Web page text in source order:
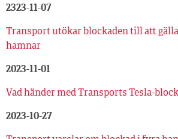
2323-11-07
Transport utökar blockaden till att
hamnar
2023-11-01
Vad händer med Transports Tesla-
2023-10-27